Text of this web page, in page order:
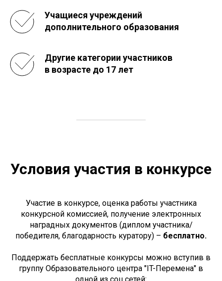
Учащиеся учреждений
дополнительного образования
Другие категории участников
в возрасте до 17 лет
Условия участия в конкурсе
Участие в конкурсе, оценка работы участника
конкурсной комиссией, получение электронных
наградных документов (диплом участника/
победителя, благодарность куратору) – бесплатно.
Поддержать бесплатные конкурсы можно вступив в
группу Образовательного центра "IT-Перемена" в